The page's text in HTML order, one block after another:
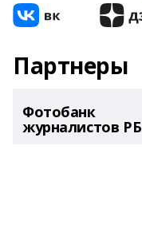
Партнеры
Фотобанк
журналистов РБ